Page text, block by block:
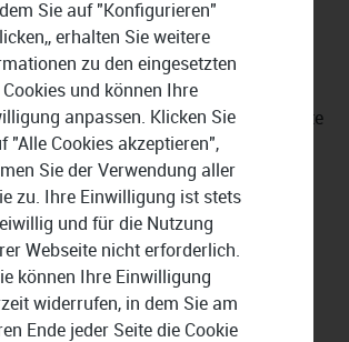
CRM können Sie Felder und
anpassen. So erstellen Sie mühelos
Felderund Objekte und erfassen
die für Ihr Unternehmen
Beispiel können Sie benutzerdefinierte
Kundenattribute oder
erstellen und diese in Ihren
Ihre Workflows, indem Sie
einrichten, die auf bestimmte
reagieren. Zum Beispiel
Sie auf "Konfigurieren"
erhalten Sie weitere
zu den eingesetzten
Cookies und können Ihre
anpassen. Klicken Sie
"Alle Cookies akzeptieren",
Sie der Verwendung aller
zu. Ihre Einwilligung ist stets
und für die Nutzung
Webseite nicht erforderlich.
können Ihre Einwilligung
widerrufen, in dem Sie am
Ende jeder Seite die Cookie